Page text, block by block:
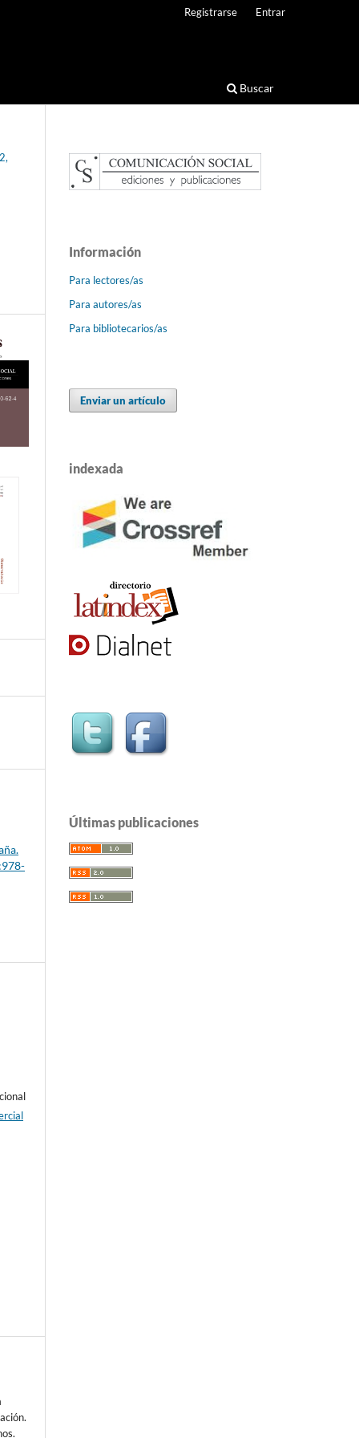
Buscar
Registrarse Entrar
Información
Para lectores/as
Para autores/as
Para bibliotecarios/as
Enviar un artículo
indexada
Últimas publicaciones